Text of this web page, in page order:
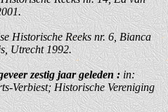
Historische Reeks nr. 6, Bianca
Utrecht 1992.
zestig jaar geleden :in:
Verbiest; Historische Vereniging